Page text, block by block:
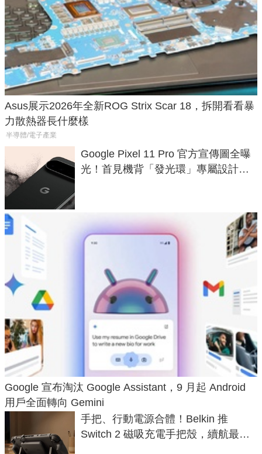
Asus展示2026年全新ROG Strix Scar 18，拆開看看暴
力散熱器長什麼樣
半導體/電子產業
Google Pixel 11 Pro 官方宣傳圖全曝
光！首見機背「發光環」專屬設計、
Google 宣布淘汰 Google Assistant，9 月起 Android
用戶全面轉向 Gemini
手把、行動電源合體！Belkin 推
Switch 2 磁吸充電手把殼，續航最高